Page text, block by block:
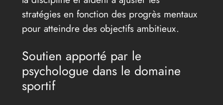
stratégies en fonction des progrès mentaux
pour atteindre des objectifs ambitieux.
Soutien apporté par le
psychologue dans le domaine
sportif